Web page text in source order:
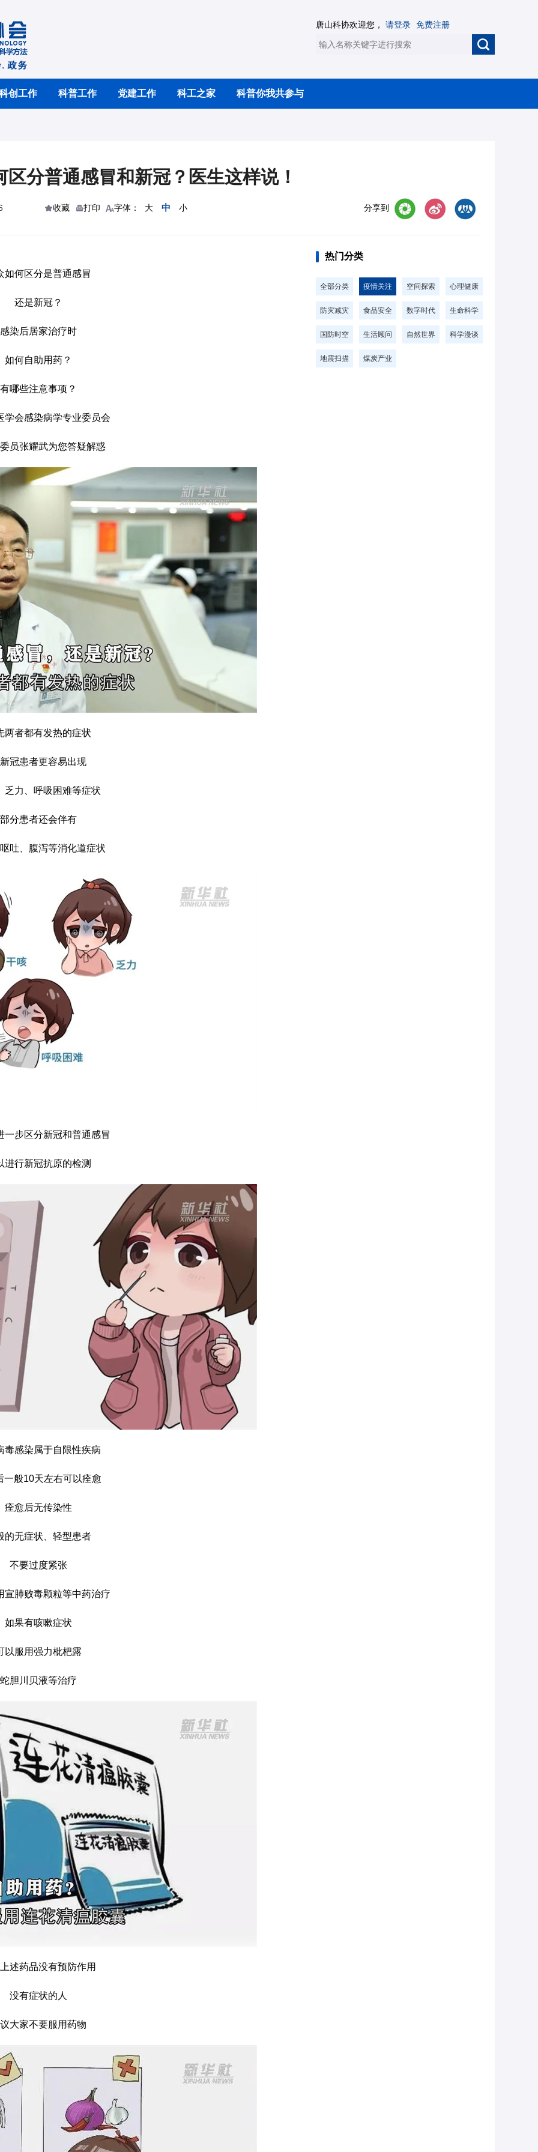
唐山科协欢迎您， 请登录 免费注册
创工作 科普工作 党建工作 科工之家 科普你我共参与
区分普通感冒和新冠？医生这样说！
收藏 打印 字体： 大 中 小 分享到
如何区分是普通感冒
还是新冠？
感染后居家治疗时
如何自助用药？
有哪些注意事项？
学会感染病学专业委员会
员张耀武为您答疑解惑
两者都有发热的症状
冠患者更容易出现
乏力、呼吸困难等症状
部分患者还会伴有
吐、腹泻等消化道症状
一步区分新冠和普通感冒
进行新冠抗原的检测
毒感染属于自限性疾病
一般10天左右可以痊愈
痊愈后无传染性
的无症状、轻型患者
不要过度紧张
宣肺败毒颗粒等中药治疗
如果有咳嗽症状
以服用强力枇杷露
蛇胆川贝液等治疗
述药品没有预防作用
没有症状的人
大家不要服用药物
热门分类
全部分类 疫情关注 空间探索 心理健康
防灾减灾 食品安全 数字时代 生命科学
国防时空 生活顾问 自然世界 科学漫谈
地震扫描 煤炭产业